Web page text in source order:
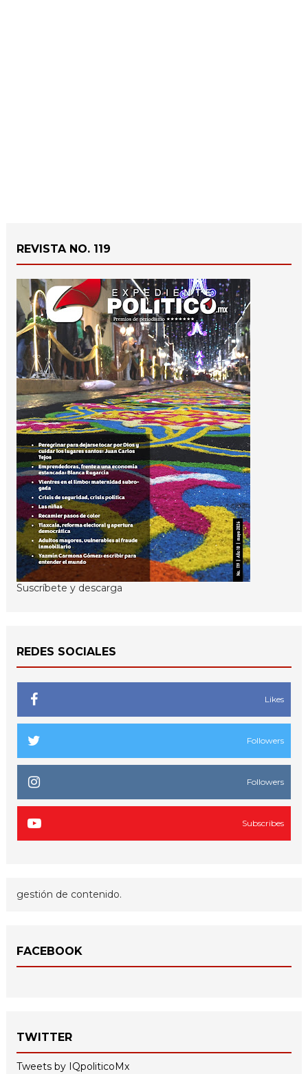
REVISTA NO. 119
Suscríbete y descarga
REDES SOCIALES
Likes
Followers
Followers
Subscribes
gestión de contenido.
FACEBOOK
TWITTER
Tweets by IQpoliticoMx